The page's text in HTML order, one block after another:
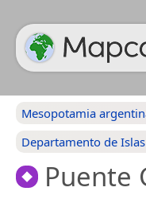
Mesopotamia
Departamento de
Puente